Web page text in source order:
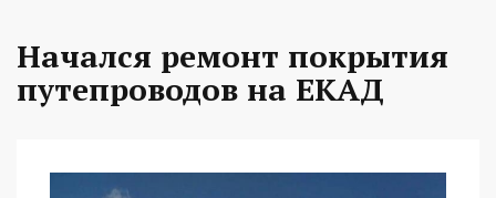
Начался ремонт покрытия
путепроводов на ЕКАД